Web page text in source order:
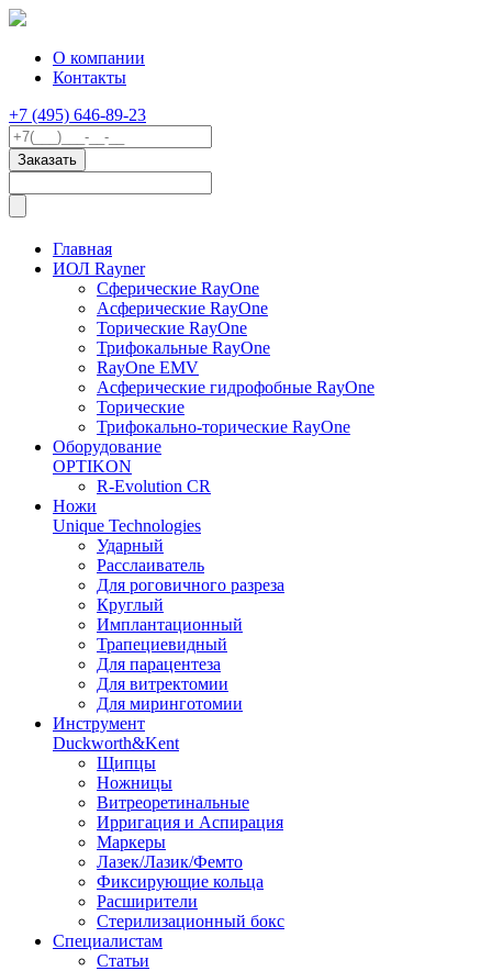
О компании
Контакты
+7 (495) 646-89-23
Главная
ИОЛ Rayner
Сферические RayOne
Асферические RayOne
Торические RayOne
Трифокальные RayOne
RayOne EMV
Асферические гидрофобные RayOne
Торические
Трифокально-торические RayOne
Оборудование
OPTIKON
R-Evolution CR
Ножи
Unique Technologies
Ударный
Раcслаиватель
Для роговичного разреза
Круглый
Имплантационный
Трапециевидный
Для парацентеза
Для витректомии
Для миринготомии
Инструмент
Duckworth&Kent
Щипцы
Ножницы
Витреоретинальные
Ирригация и Аспирация
Маркеры
Лазек/Лазик/Фемто
Фиксирующие кольца
Расширители
Стерилизационный бокс
Специалистам
Статьи